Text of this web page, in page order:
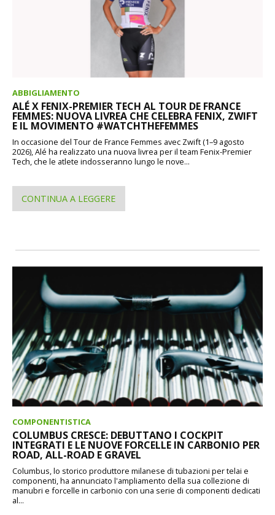
ABBIGLIAMENTO
ALÉ X FENIX-PREMIER TECH AL TOUR DE FRANCE
FEMMES: NUOVA LIVREA CHE CELEBRA FENIX, ZWIFT
E IL MOVIMENTO #WATCHTHEFEMMES
In occasione del Tour de France Femmes avec Zwift (1–9 agosto
2026), Alé ha realizzato una nuova livrea per il team Fenix-Premier
Tech, che le atlete indosseranno lungo le nove...
CONTINUA A LEGGERE
COMPONENTISTICA
COLUMBUS CRESCE: DEBUTTANO I COCKPIT
INTEGRATI E LE NUOVE FORCELLE IN CARBONIO PER
ROAD, ALL-ROAD E GRAVEL
Columbus, lo storico produttore milanese di tubazioni per telai e
componenti, ha annunciato l'ampliamento della sua collezione di
manubri e forcelle in carbonio con una serie di componenti dedicati
al...